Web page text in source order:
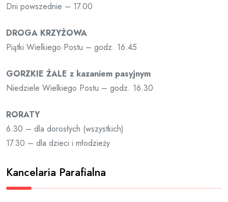
Dni powszednie – 17.00
DROGA KRZYŻOWA
Piątki Wielkiego Postu – godz. 16.45
GORZKIE ŻALE z kazaniem pasyjnym
Niedziele Wielkiego Postu – godz. 16.30
RORATY
6.30 – dla dorosłych (wszystkich)
17.30 – dla dzieci i młodzieży
Kancelaria Parafialna